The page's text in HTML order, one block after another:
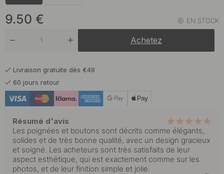
Acier inoxydable
Laiton
Noir mat
Plaqué nickel
9.50 € EN STOCK
Achetez
Livraison gratuite dès €49
60 jours retour
Résumé d'avis
Les poignées et boutons sont décrits comme élégants,
solides et de très bonne qualité, avec un design gracieux
et soigné. Les acheteurs sont très satisfaits de leur
aspect esthétique, qui est exactement comme sur les
photos, et de leur finition simple et jolie.